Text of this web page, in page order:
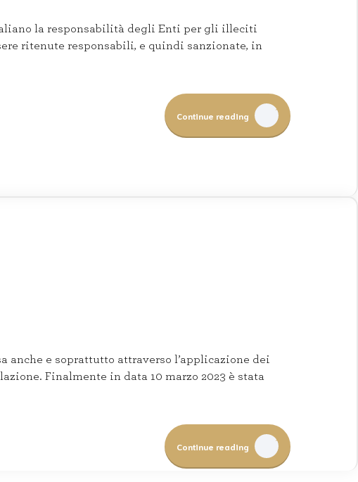
la responsabilità degli Enti per gli illeciti
ritenute responsabili, e quindi sanzionate, in
Continue reading
anche e soprattutto attraverso l’applicazione dei
Finalmente in data 10 marzo 2023 è stata
Continue reading